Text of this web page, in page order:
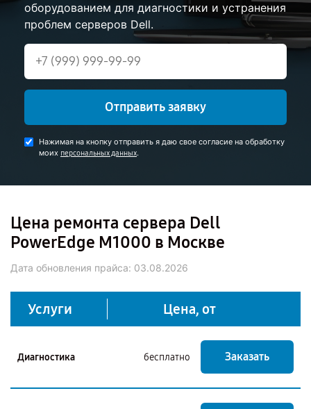
оборудованием для диагностики и устранения
проблем серверов Dell.
Отправить заявку
Нажимая на кнопку отправить я даю свое согласие на обработку
моих персональных данных.
Цена ремонта сервера Dell
PowerEdge M1000 в Москве
Дата обновления прайса: 03.08.2026
Услуги Цена, от
Диагностика бесплатно Заказать